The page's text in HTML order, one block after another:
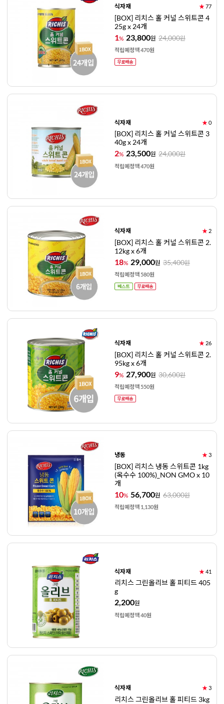
식자재 ★77
[BOX] 리치스 홀 커널 스위트콘 4
25g x 24개
1% 23,800원 24,000원
적립예정액 470원
식자재 ★0
[BOX] 리치스 홀 커널 스위트콘 3
40g x 24개
2% 23,500원 24,000원
적립예정액 470원
식자재 ★ 2
[BOX] 리치스 홀 커널 스위트콘 2.
12kg x 6개
18% 29,000원 35,400원
적립예정액 580원
식자재 ★ 26
[BOX] 리치스 홀 커널 스위트콘 2.
95kg x 6개
9% 27,900원 30,600원
적립예정액 550원
냉동 ★3
[BOX] 리치스 냉동 스위트콘 1kg
(옥수수 100%)_NON GMO x 10
개
10% 56,700원 63,000원
적립예정액 1,130원
식자재 ★41
리치스 그린올리브 홀 피티드 405
g
2,200원
적립예정액 40원
식자재 ★3
리치스 그린올리브 홀 피티드 3kg